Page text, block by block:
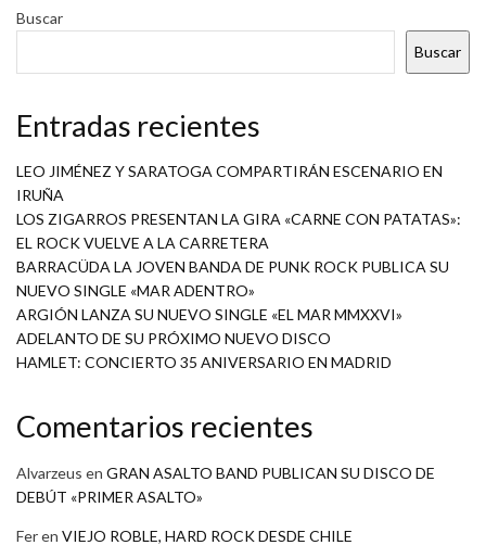
Buscar
Buscar
Entradas recientes
LEO JIMÉNEZ Y SARATOGA COMPARTIRÁN ESCENARIO EN
IRUÑA
LOS ZIGARROS PRESENTAN LA GIRA «CARNE CON PATATAS»:
EL ROCK VUELVE A LA CARRETERA
BARRACÜDA LA JOVEN BANDA DE PUNK ROCK PUBLICA SU
NUEVO SINGLE «MAR ADENTRO»
ARGIÓN LANZA SU NUEVO SINGLE «EL MAR MMXXVI»
ADELANTO DE SU PRÓXIMO NUEVO DISCO
HAMLET: CONCIERTO 35 ANIVERSARIO EN MADRID
Comentarios recientes
Alvarzeus en GRAN ASALTO BAND PUBLICAN SU DISCO DE
DEBÚT «PRIMER ASALTO»
Feren VIEJO ROBLE, HARD ROCK DESDE CHILE